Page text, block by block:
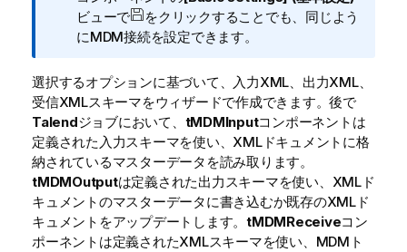
メ
モ
ビューで
をクリックすることでも、同じよう
にMDM接続を設定できます。
選択するオプションに基づいて、入力XML、出力XML、
受信XMLスキーマをウィザードで作成できます。後で
Talendジョブにおいて、 tMDMInputコンポーネントは
定義された入力スキーマを使い、XMLドキュメントに格
納されているマスターデータを読み取ります。
tMDMOutputは定義された出力スキーマを使い、XMLド
キュメントのマスターデータに書き込むか既存のXMLド
キュメントをアップデートします。 tMDMReceiveコン
ポーネントは定義されたXMLスキーマを使い、MDMト